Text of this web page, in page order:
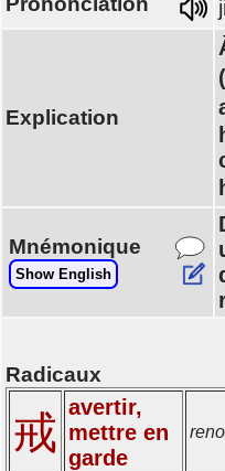
Explication
Mnémonique
Show English
Radicaux
戒
avertir,
mettre en
garde